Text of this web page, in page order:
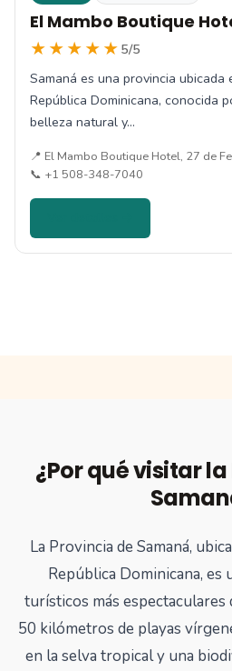
El Mambo Boutique
★★★★★ 5/5
Samaná es una provincia
República Dominicana, conocida
belleza natural y…
📍 El Mambo Boutique Hotel, 27 de
📞 +1 508-348-7040
¿Por qué visitar
La Provincia de Samaná,
República Dominicana, es
turísticos más espectaculares
50 kilómetros de playas
en la selva tropical y una